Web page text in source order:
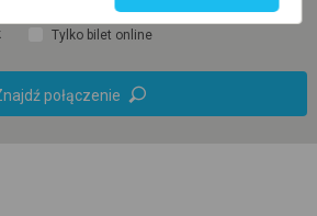
Tylko bilet online
połączenie